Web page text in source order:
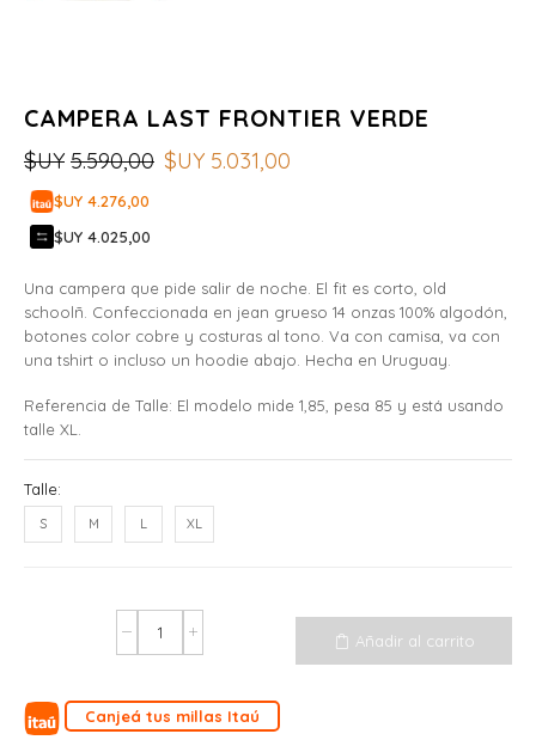
CAMPERA LAST FRONTIER VERDE
$UY 5.590,00 $UY 5.031,00
$UY 4.276,00
$UY 4.025,00
Una campera que pide salir de noche. El fit es corto, old
schoolñ. Confeccionada en jean grueso 14 onzas 100% algodón,
botones color cobre y costuras al tono. Va con camisa, va con
una tshirt o incluso un hoodie abajo. Hecha en Uruguay.
Referencia de Talle: El modelo mide 1,85, pesa 85 y está usando
talle XL.
Talle:
S M L XL
Añadir al carrito
Canjeá tus millas Itaú